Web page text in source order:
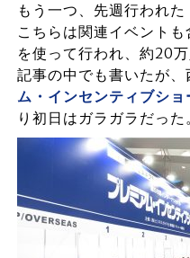
もう一つ、先週行われた
こちらは関連イベント
を使って行われ、約20
記事の中でも書いたが、
ム・インセンティブショ
り初日はガラガラだった